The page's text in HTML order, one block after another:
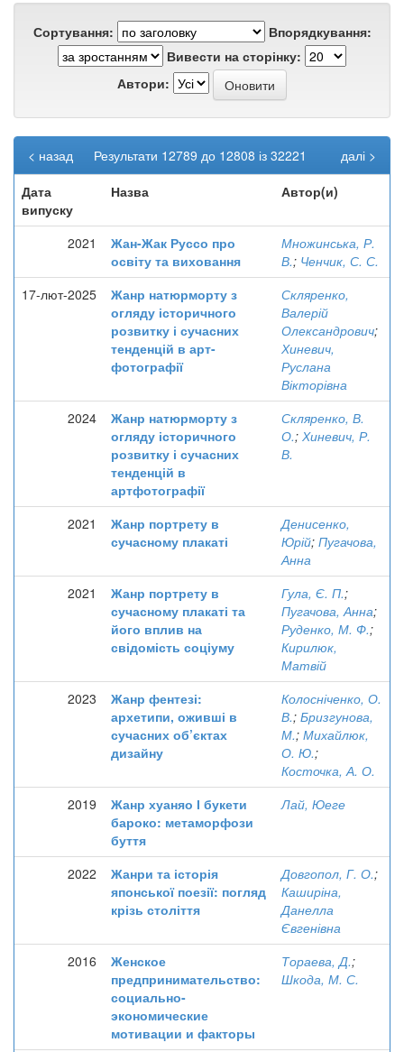
Сортування:
Впорядкування:
Вивести на сторінку:
Автори:
Результати 12789 до 12808 із 32221
< назад
далі >
Дата
випуску
Назва Автор(и)
2021
Жан-Жак Руссо про
освіту та виховання
Множинська, Р.
В.; Ченчик, С. С.
17-лют-2025
Жанр натюрморту з
огляду історичного
розвитку і сучасних
тенденцій в арт-
фотографії
Скляренко,
Валерій
Олександрович;
Хиневич,
Руслана
Вікторівна
2024
Жанр натюрморту з
огляду історичного
розвитку і сучасних
тенденцій в
артфотографії
Скляренко, В.
О.; Хиневич, Р.
В.
2021
Жанр портрету в
сучасному плакаті
Денисенко,
Юрій; Пугачова,
Анна
2021
Жанр портрету в
сучасному плакаті та
його вплив на
свідомість соціуму
Гула, Є. П.;
Пугачова, Анна;
Руденко, М. Ф.;
Кирилюк,
Матвій
2023
Жанр фентезі:
архетипи, оживші в
сучасних об’єктах
дизайну
Колосніченко, О.
В.; Бризгунова,
М.; Михайлюк,
О. Ю.;
Косточка, А. О.
2019
Жанр хуаняо І букети
бароко: метаморфози
буття
Лай, Юеге
2022
Жанри та історія
японської поезії: погляд
крізь століття
Довгопол, Г. О.;
Каширіна,
Данелла
Євгенівна
2016
Женское
предпринимательство:
социально-
экономические
мотивации и факторы
Тораева, Д.;
Шкода, М. С.